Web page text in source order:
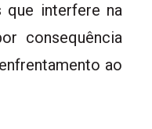
que interfere na
consequência
ao